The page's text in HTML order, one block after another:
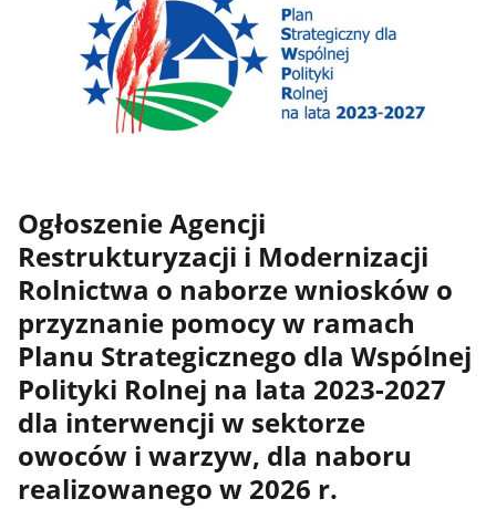
Ogłoszenie Agencji
Restrukturyzacji i Modernizacji
Rolnictwa o naborze wniosków o
przyznanie pomocy w ramach
Planu Strategicznego dla Wspólnej
Polityki Rolnej na lata 2023-2027
dla interwencji w sektorze
owoców i warzyw, dla naboru
realizowanego w 2026 r.